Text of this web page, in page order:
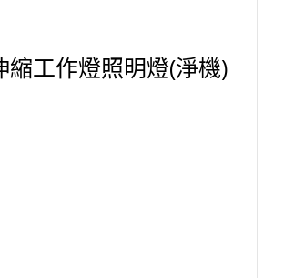
縮工作燈照明燈(淨機)